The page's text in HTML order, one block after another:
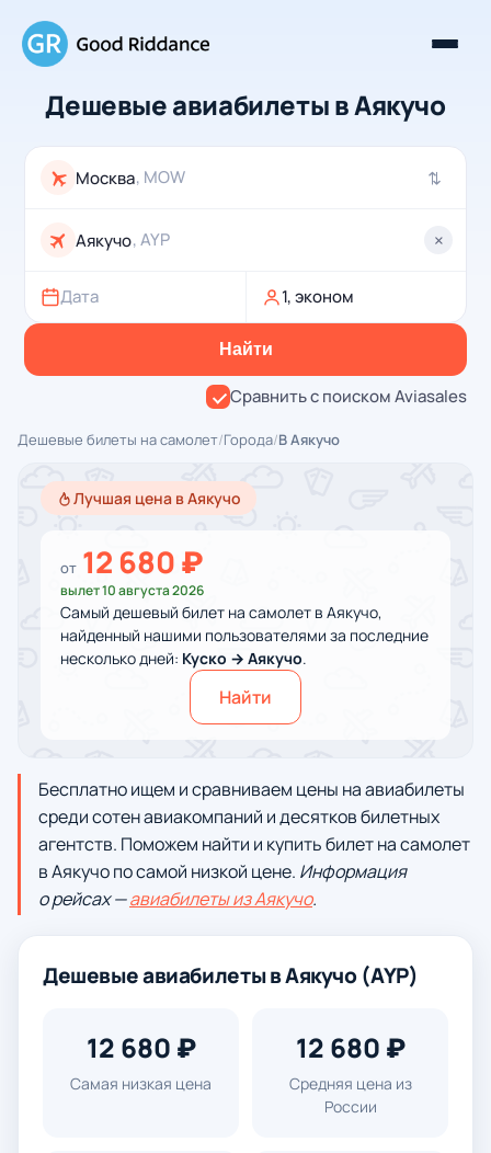
Дешевые авиабилеты в Аякучо
, MOW ⇄
, AYP ×
Дата 1, эконом
Найти
Сравнить с поиском Aviasales
Дешевые билеты на самолет/Города/В Аякучо
Лучшая цена в Аякучо
от 12 680 ₽
вылет 10 августа 2026
Самый дешевый билет на самолет в Аякучо,
найденный нашими пользователями за последние
несколько дней: Куско → Аякучо.
Найти
Бесплатно ищем и сравниваем цены на авиабилеты
среди сотен авиакомпаний и десятков билетных
агентств. Поможем найти и купить билет на самолет
в Аякучо по самой низкой цене. Информация
о рейсах —авиабилеты из Аякучо.
Дешевые авиабилеты в Аякучо (AYP)
12 680 ₽
Самая низкая цена
12 680 ₽
Средняя цена из
России